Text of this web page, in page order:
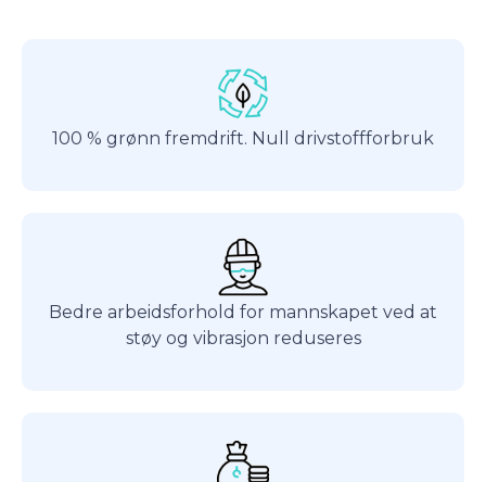
100 % grønn fremdrift. Null drivstoffforbruk
Bedre arbeidsforhold for mannskapet ved at
støy og vibrasjon reduseres